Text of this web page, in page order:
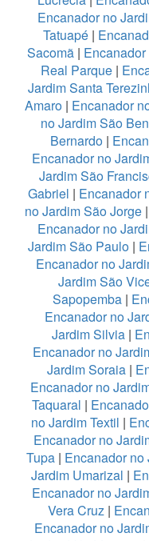
Encanador no
Tatuapé|
Sacomã|
Real Parque|
Jardim Santa
Amaro| Encanador
no Jardim São
Bernardo |
Encanador no
Jardim São
Gabriel | Encanador
no Jardim São Jorge |
Encanador no
Jardim São Paulo|
Encanador no
Jardim São
Sapopemba|
Encanador no
Jardim Silvia|
Encanador no
Jardim Soraia |
Encanador no
Taquaral |
no Jardim Textil |
Encanador no
Tupa | Encanador
Jardim Umarizal |
Encanador no
Vera Cruz |
Encanador no